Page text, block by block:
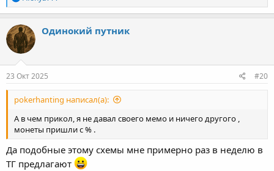
е
а
к
ц
и
и
:
Одинокий путник
23 Окт 2025 #20
pokerhanting написал(а):
А в чем прикол, я не давал своего мемо и ничего другого ,
монеты пришли с % .
Да подобные этому схемы мне примерно раз в неделю в
ТГ предлагают